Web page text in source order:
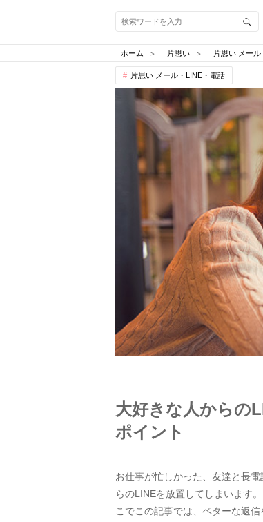
ホーム 片思い 片思い メー
片思い メール・LINE・電話
大好きな人からの
ポイント
お仕事が忙しかった、友達と長
らのLINEを放置してしまいます
こでこの記事では、ベターな返